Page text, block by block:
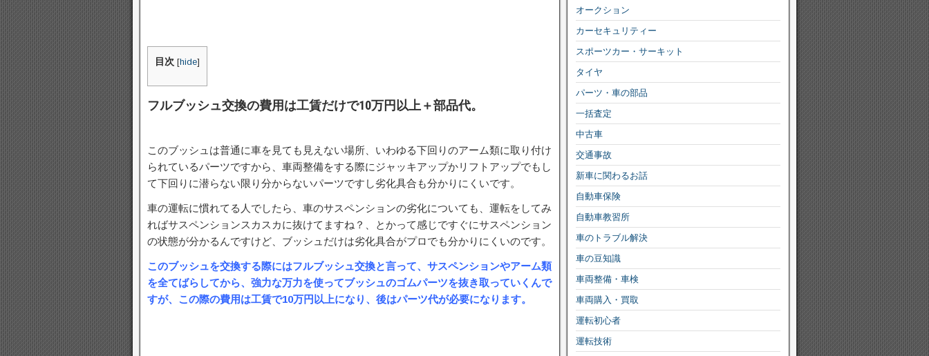
目次 [hide]
フルブッシュ交換の費用は工賃だけで10万円以上＋部品代。
このブッシュは普通に車を見ても見えない場所、いわゆる下回りのアーム類に取り付け
られているパーツですから、車両整備をする際にジャッキアップかリフトアップでもし
て下回りに潜らない限り分からないパーツですし劣化具合も分かりにくいです。
車の運転に慣れてる人でしたら、車のサスペンションの劣化についても、運転をしてみ
ればサスペンションスカスカに抜けてますね？、とかって感じですぐにサスペンション
の状態が分かるんですけど、ブッシュだけは劣化具合がプロでも分かりにくいのです。
このブッシュを交換する際にはフルブッシュ交換と言って、サスペンションやアーム類
を全てばらしてから、強力な万力を使ってブッシュのゴムパーツを抜き取っていくんで
すが、この際の費用は工賃で10万円以上になり、後はパーツ代が必要になります。
オークション
カーセキュリティー
スポーツカー・サーキット
タイヤ
パーツ・車の部品
一括査定
中古車
交通事故
新車に関わるお話
自動車保険
自動車教習所
車のトラブル解決
車の豆知識
車両整備・車検
車両購入・買取
運転初心者
運転技術